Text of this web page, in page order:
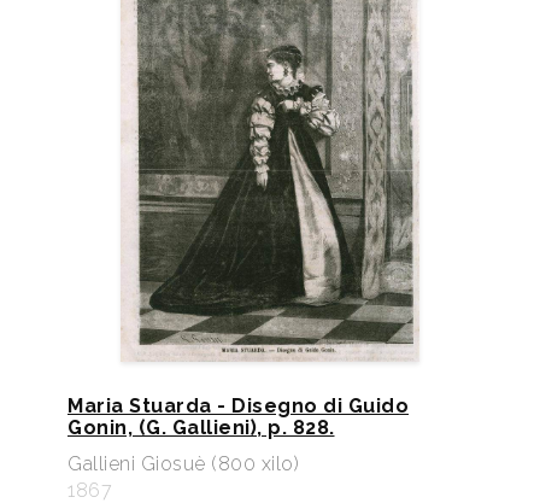
Maria Stuarda - Disegno di Guido
Gonin, (G. Gallieni), p. 828.
Gallieni Giosuè (800 xilo)
1867